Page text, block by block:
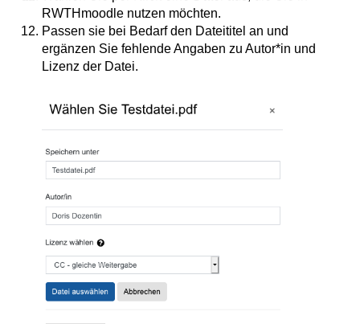
RWTHmoodle nutzen möchten.
Passen sie bei Bedarf den Dateititel an und
ergänzen Sie fehlende Angaben zu Autor*in und
Lizenz der Datei.